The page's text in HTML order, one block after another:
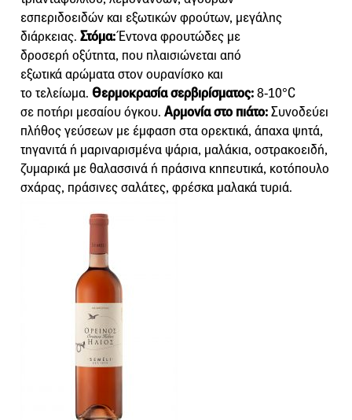
εσπεριδοειδών και εξωτικών φρούτων, μεγάλης
διάρκειας. Στόμα:Έντονα φρουτώδες με
δροσερή οξύτητα, που πλαισιώνεται από
εξωτικά αρώματα στον ουρανίσκο και
το τελείωμα. Θερμοκρασία σερβιρίσματος:8-10°C
σε ποτήρι μεσαίου όγκου. Αρμονία στο πιάτο:Συνοδεύει
πλήθος γεύσεων με έμφαση στα ορεκτικά, άπαχα ψητά,
τηγανιτά ή μαριναρισμένα ψάρια, μαλάκια, οστρακοειδή,
ζυμαρικά με θαλασσινά ή πράσινα κηπευτικά, κοτόπουλο
σχάρας, πράσινες σαλάτες, φρέσκα μαλακά τυριά.